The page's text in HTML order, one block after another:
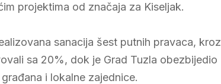
projektima od značaja za Kiseljak.
sanacija šest putnih pravaca, kroz
sa 20%, dok je Grad Tuzla obezbijedio
i lokalne zajednice.